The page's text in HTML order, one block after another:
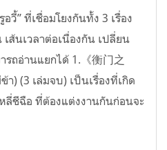
วี้” ที่เชื่อมโยงกันทั้ง 3 เรื่อง
ส้นเวลาต่อเนื่องกัน เปลี่ยน
รถอ่านแยกได้ 1.《衡门之
) (3 เล่มจบ) เป็นเรื่องที่เกิด
ลี่ชีฉือ ที่ต้องแต่งงานกันก่อนจะ